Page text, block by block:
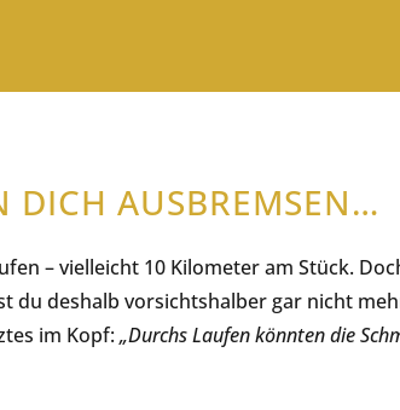
DICH AUSBREMSEN…
– vielleicht 10 Kilometer am Stück.
du deshalb vorsichtshalber gar nicht
im Kopf:„Durchs Laufen könnten die